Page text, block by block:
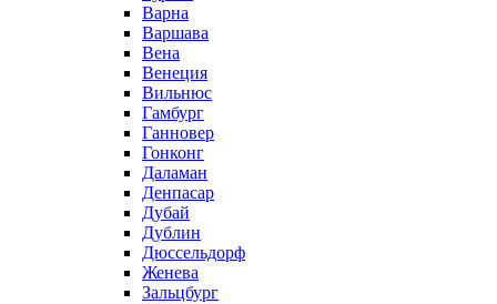
Варна
Варшава
Вена
Венеция
Вильнюс
Гамбург
Ганновер
Гонконг
Даламан
Денпасар
Дубай
Дублин
Дюссельдорф
Женева
Зальцбург